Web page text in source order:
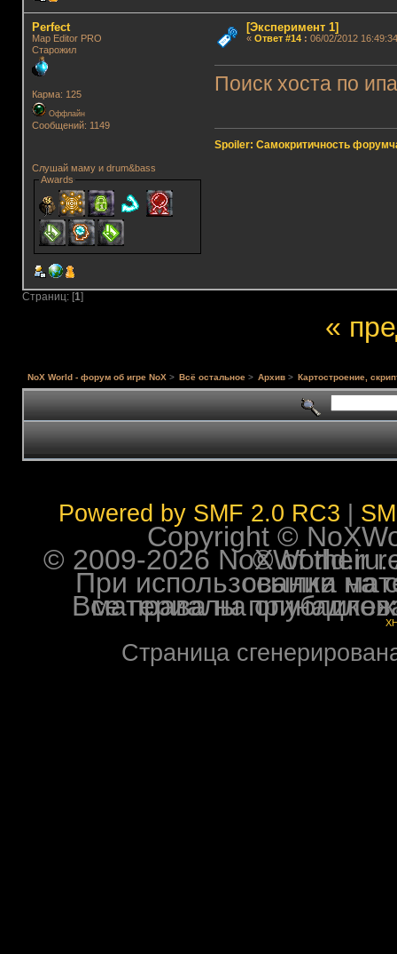
Perfect
Map Editor PRO
Старожил
Карма: 125
Оффлайн
Сообщений: 1149
Слушай маму и drum&bass
Awards
[Эксперимент 1]
« Ответ #14: 06/02/2012
Поиск хоста по
Spoiler: Самокритичность
Страниц: [1]
«
NoX World - форум об игре NoX > Всё остальное > Архив > Картостроение,
Powered by SMF 2.0 RC3
Copyright ©
© 2009-2026 NoXWorld.ru. All
При использовании
Все права на опубликованные на форуме
Страница